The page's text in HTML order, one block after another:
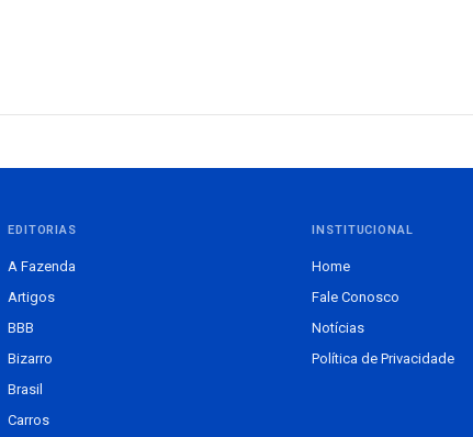
EDITORIAS
A Fazenda
Artigos
BBB
Bizarro
Brasil
Carros
INSTITUCIONAL
Home
Fale Conosco
Notícias
Política de Privacidade